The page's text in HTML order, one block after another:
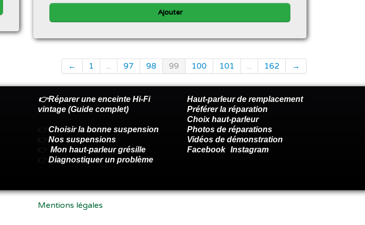
Ajouter
← 1 ... 97 98 99 100 101 ... 162 →
👉Réparer une enceinte Hi-Fi
vintage (Guide complet)
👉 Choisir la bonne suspension
👉 Nos suspensions
👉 Mon haut-parleur grésille
👉 Diagnostiquer un problème
Haut-parleur de remplacement
Préférer la réparation
Choix haut-parleur
Photos de réparations
Vidéos de démonstration
Facebook Instagram
Mentions légales